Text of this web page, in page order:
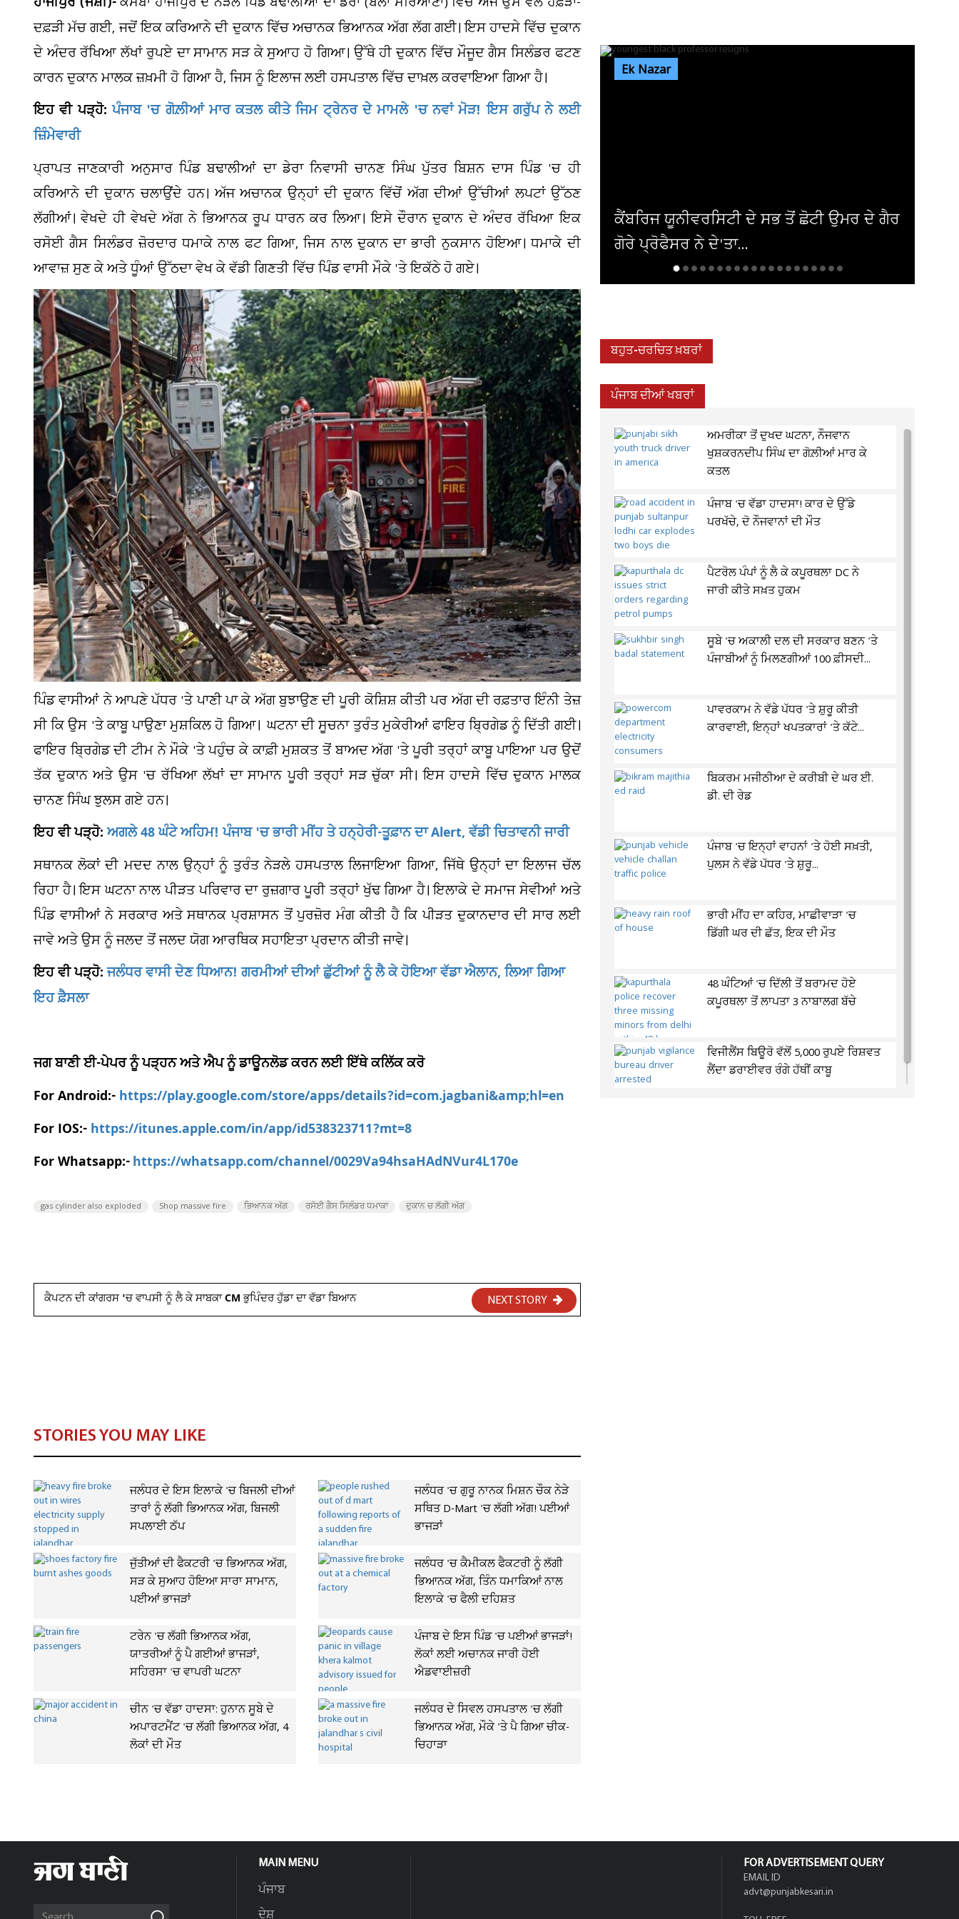
ਦਫ਼ੜੀ ਮੱਚ ਗਈ, ਜਦੋਂ ਇਕ ਕਰਿਆਨੇ ਦੀ ਦੁਕਾਨ ਵਿੱਚ ਅਚਾਨਕ ਭਿਆਨਕ ਅੱਗ ਲੱਗ ਗਈ। ਇਸ ਹਾਦਸੇ ਵਿੱਚ ਦੁਕਾਨ
ਦੇ ਅੰਦਰ ਰੱਖਿਆ ਲੱਖਾਂ ਰੁਪਏ ਦਾ ਸਾਮਾਨ ਸੜ ਕੇ ਸੁਆਹ ਹੋ ਗਿਆ। ਉੱਥੇ ਹੀ ਦੁਕਾਨ ਵਿੱਚ ਮੌਜੂਦ ਗੈਸ ਸਿਲੰਡਰ ਫਟਣ
ਕਾਰਨ ਦੁਕਾਨ ਮਾਲਕ ਜ਼ਖ਼ਮੀ ਹੋ ਗਿਆ ਹੈ, ਜਿਸ ਨੂੰ ਇਲਾਜ ਲਈ ਹਸਪਤਾਲ ਵਿੱਚ ਦਾਖ਼ਲ ਕਰਵਾਇਆ ਗਿਆ ਹੈ।
ਇਹ ਵੀ ਪੜ੍ਹੋ:ਪੰਜਾਬ 'ਚ ਗੋਲ਼ੀਆਂ ਮਾਰ ਕਤਲ ਕੀਤੇ ਜਿਮ ਟ੍ਰੇਨਰ ਦੇ ਮਾਮਲੇ 'ਚ ਨਵਾਂ ਮੋੜ! ਇਸ ਗਰੁੱਪ ਨੇ ਲਈ
ਜ਼ਿੰਮੇਵਾਰੀ
ਪ੍ਰਾਪਤ ਜਾਣਕਾਰੀ ਅਨੁਸਾਰ ਪਿੰਡ ਬਢਾਲੀਆਂ ਦਾ ਡੇਰਾ ਨਿਵਾਸੀ ਚਾਨਣ ਸਿੰਘ ਪੁੱਤਰ ਬਿਸ਼ਨ ਦਾਸ ਪਿੰਡ 'ਚ ਹੀ
ਕਰਿਆਨੇ ਦੀ ਦੁਕਾਨ ਚਲਾਉਂਦੇ ਹਨ। ਅੱਜ ਅਚਾਨਕ ਉਨ੍ਹਾਂ ਦੀ ਦੁਕਾਨ ਵਿੱਚੋਂ ਅੱਗ ਦੀਆਂ ਉੱਚੀਆਂ ਲਪਟਾਂ ਉੱਠਣ
ਲੱਗੀਆਂ। ਵੇਖਦੇ ਹੀ ਵੇਖਦੇ ਅੱਗ ਨੇ ਭਿਆਨਕ ਰੂਪ ਧਾਰਨ ਕਰ ਲਿਆ। ਇਸੇ ਦੌਰਾਨ ਦੁਕਾਨ ਦੇ ਅੰਦਰ ਰੱਖਿਆ ਇਕ
ਰਸੋਈ ਗੈਸ ਸਿਲੰਡਰ ਜ਼ੋਰਦਾਰ ਧਮਾਕੇ ਨਾਲ ਫਟ ਗਿਆ, ਜਿਸ ਨਾਲ ਦੁਕਾਨ ਦਾ ਭਾਰੀ ਨੁਕਸਾਨ ਹੋਇਆ। ਧਮਾਕੇ ਦੀ
ਆਵਾਜ਼ ਸੁਣ ਕੇ ਅਤੇ ਧੂੰਆਂ ਉੱਠਦਾ ਵੇਖ ਕੇ ਵੱਡੀ ਗਿਣਤੀ ਵਿੱਚ ਪਿੰਡ ਵਾਸੀ ਮੌਕੇ 'ਤੇ ਇਕੱਠੇ ਹੋ ਗਏ।
ਪਿੰਡ ਵਾਸੀਆਂ ਨੇ ਆਪਣੇ ਪੱਧਰ 'ਤੇ ਪਾਣੀ ਪਾ ਕੇ ਅੱਗ ਬੁਝਾਉਣ ਦੀ ਪੂਰੀ ਕੋਸ਼ਿਸ਼ ਕੀਤੀ ਪਰ ਅੱਗ ਦੀ ਰਫ਼ਤਾਰ ਇੰਨੀ ਤੇਜ਼
ਸੀ ਕਿ ਉਸ 'ਤੇ ਕਾਬੂ ਪਾਉਣਾ ਮੁਸ਼ਕਿਲ ਹੋ ਗਿਆ। ਘਟਨਾ ਦੀ ਸੂਚਨਾ ਤੁਰੰਤ ਮੁਕੇਰੀਆਂ ਫਾਇਰ ਬ੍ਰਿਗੇਡ ਨੂੰ ਦਿੱਤੀ ਗਈ।
ਫਾਇਰ ਬ੍ਰਿਗੇਡ ਦੀ ਟੀਮ ਨੇ ਮੌਕੇ 'ਤੇ ਪਹੁੰਚ ਕੇ ਕਾਫ਼ੀ ਮੁਸ਼ਕਤ ਤੋਂ ਬਾਅਦ ਅੱਗ 'ਤੇ ਪੂਰੀ ਤਰ੍ਹਾਂ ਕਾਬੂ ਪਾਇਆ ਪਰ ਉਦੋਂ
ਤੱਕ ਦੁਕਾਨ ਅਤੇ ਉਸ 'ਚ ਰੱਖਿਆ ਲੱਖਾਂ ਦਾ ਸਾਮਾਨ ਪੂਰੀ ਤਰ੍ਹਾਂ ਸੜ ਚੁੱਕਾ ਸੀ। ਇਸ ਹਾਦਸੇ ਵਿੱਚ ਦੁਕਾਨ ਮਾਲਕ
ਚਾਨਣ ਸਿੰਘ ਝੁਲਸ ਗਏ ਹਨ।
ਇਹ ਵੀ ਪੜ੍ਹੋ:ਅਗਲੇ 48 ਘੰਟੇ ਅਹਿਮ! ਪੰਜਾਬ 'ਚ ਭਾਰੀ ਮੀਂਹ ਤੇ ਹਨ੍ਹੇਰੀ-ਤੂਫ਼ਾਨ ਦਾ Alert, ਵੱਡੀ ਚਿਤਾਵਨੀ ਜਾਰੀ
ਸਥਾਨਕ ਲੋਕਾਂ ਦੀ ਮਦਦ ਨਾਲ ਉਨ੍ਹਾਂ ਨੂੰ ਤੁਰੰਤ ਨੇੜਲੇ ਹਸਪਤਾਲ ਲਿਜਾਇਆ ਗਿਆ, ਜਿੱਥੇ ਉਨ੍ਹਾਂ ਦਾ ਇਲਾਜ ਚੱਲ
ਰਿਹਾ ਹੈ। ਇਸ ਘਟਨਾ ਨਾਲ ਪੀੜਤ ਪਰਿਵਾਰ ਦਾ ਰੁਜ਼ਗਾਰ ਪੂਰੀ ਤਰ੍ਹਾਂ ਖੁੱਢ ਗਿਆ ਹੈ। ਇਲਾਕੇ ਦੇ ਸਮਾਜ ਸੇਵੀਆਂ ਅਤੇ
ਪਿੰਡ ਵਾਸੀਆਂ ਨੇ ਸਰਕਾਰ ਅਤੇ ਸਥਾਨਕ ਪ੍ਰਸ਼ਾਸਨ ਤੋਂ ਪੁਰਜ਼ੋਰ ਮੰਗ ਕੀਤੀ ਹੈ ਕਿ ਪੀੜਤ ਦੁਕਾਨਦਾਰ ਦੀ ਸਾਰ ਲਈ
ਜਾਵੇ ਅਤੇ ਉਸ ਨੂੰ ਜਲਦ ਤੋਂ ਜਲਦ ਯੋਗ ਆਰਥਿਕ ਸਹਾਇਤਾ ਪ੍ਰਦਾਨ ਕੀਤੀ ਜਾਵੇ।
ਇਹ ਵੀ ਪੜ੍ਹੋ:ਜਲੰਧਰ ਵਾਸੀ ਦੇਣ ਧਿਆਨ! ਗਰਮੀਆਂ ਦੀਆਂ ਛੁੱਟੀਆਂ ਨੂੰ ਲੈ ਕੇ ਹੋਇਆ ਵੱਡਾ ਐਲਾਨ, ਲਿਆ ਗਿਆ
ਇਹ ਫ਼ੈਸਲਾ
ਜਗ ਬਾਣੀ ਈ-ਪੇਪਰ ਨੂੰ ਪੜ੍ਹਨ ਅਤੇ ਐਪ ਨੂੰ ਡਾਊਨਲੋਡ ਕਰਨ ਲਈ ਇੱਥੇ ਕਲਿੱਕ ਕਰੋ
For Android:-https://play.google.com/store/apps/details?id=com.jagbani&amp;hl=en
For IOS:-https://itunes.apple.com/in/app/id538323711?mt=8
For Whatsapp:-https://whatsapp.com/channel/0029Va94hsaHAdNVur4L170e
gas cylinder also exploded Shop massive fire ਭਿਆਨਕ ਅੱਗ ਰਸੋਈ ਗੈਸ ਸਿਲੰਡਰ ਧਮਾਕਾ ਦੁਕਾਨ ਚ ਲੱਗੀ ਅੱਗ
ਕੈਪਟਨ ਦੀ ਕਾਂਗਰਸ 'ਚ ਵਾਪਸੀ ਨੂੰ ਲੈ ਕੇ ਸਾਬਕਾ CM ਭੁਪਿੰਦਰ ਹੁੱਡਾ ਦਾ ਵੱਡਾ ਬਿਆਨ NEXT STORY
STORIES YOU MAY LIKE
ਜਲੰਧਰ ਦੇ ਇਸ ਇਲਾਕੇ 'ਚ ਬਿਜਲੀ ਦੀਆਂ
ਤਾਰਾਂ ਨੂੰ ਲੱਗੀ ਭਿਆਨਕ ਅੱਗ, ਬਿਜਲੀ
ਸਪਲਾਈ ਠੱਪ
ਜਲੰਧਰ 'ਚ ਗੁਰੂ ਨਾਨਕ ਮਿਸ਼ਨ ਚੌਕ ਨੇੜੇ
ਸਥਿਤ D-Mart 'ਚ ਲੱਗੀ ਅੱਗ! ਪਈਆਂ
ਭਾਜੜਾਂ
ਜੁੱਤੀਆਂ ਦੀ ਫੈਕਟਰੀ 'ਚ ਭਿਆਨਕ ਅੱਗ,
ਸੜ ਕੇ ਸੁਆਹ ਹੋਇਆ ਸਾਰਾ ਸਾਮਾਨ,
ਪਈਆਂ ਭਾਜੜਾਂ
ਜਲੰਧਰ 'ਚ ਕੈਮੀਕਲ ਫੈਕਟਰੀ ਨੂੰ ਲੱਗੀ
ਭਿਆਨਕ ਅੱਗ, ਤਿੰਨ ਧਮਾਕਿਆਂ ਨਾਲ
ਇਲਾਕੇ 'ਚ ਫੈਲੀ ਦਹਿਸ਼ਤ
ਟਰੇਨ 'ਚ ਲੱਗੀ ਭਿਆਨਕ ਅੱਗ,
ਯਾਤਰੀਆਂ ਨੂੰ ਪੈ ਗਈਆਂ ਭਾਜੜਾਂ,
ਸਹਿਰਸਾ 'ਚ ਵਾਪਰੀ ਘਟਨਾ
ਪੰਜਾਬ ਦੇ ਇਸ ਪਿੰਡ 'ਚ ਪਈਆਂ ਭਾਜੜਾਂ!
ਲੋਕਾਂ ਲਈ ਅਚਾਨਕ ਜਾਰੀ ਹੋਈ
ਐਡਵਾਈਜ਼ਰੀ
ਚੀਨ 'ਚ ਵੱਡਾ ਹਾਦਸਾ: ਹੁਨਾਨ ਸੂਬੇ ਦੇ
ਅਪਾਰਟਮੈਂਟ 'ਚ ਲੱਗੀ ਭਿਆਨਕ ਅੱਗ, 4
ਲੋਕਾਂ ਦੀ ਮੌਤ
ਜਲੰਧਰ ਦੇ ਸਿਵਲ ਹਸਪਤਾਲ 'ਚ ਲੱਗੀ
ਭਿਆਨਕ ਅੱਗ, ਮੌਕੇ 'ਤੇ ਪੈ ਗਿਆ ਚੀਕ-
ਚਿਹਾੜਾ
Ek Nazar
ਅਮਰੀਕਾ ਨੇ ਇਰਾਕੀ ਏਅਰਾਲਾਈਨ ਤੋਂ ਹਟਾਈ
ਪਾਬੰਦੀ
ਬਹੁਤ-ਚਰਚਿਤ ਖ਼ਬਰਾਂ
ਪੰਜਾਬ ਦੀਆਂ ਖਬਰਾਂ
ਅਮਰੀਕਾ ਤੋਂ ਦੁਖਦ ਘਟਨਾ, ਨੌਜਵਾਨ
ਖੁਸ਼ਕਰਨਦੀਪ ਸਿੰਘ ਦਾ ਗੋਲ਼ੀਆਂ ਮਾਰ ਕੇ
ਕਤਲ
ਪੰਜਾਬ 'ਚ ਵੱਡਾ ਹਾਦਸਾ! ਕਾਰ ਦੇ ਉੱਡੇ
ਪਰਖੱਚੇ, ਦੋ ਨੌਜਵਾਨਾਂ ਦੀ ਮੌਤ
ਪੈਟਰੋਲ ਪੰਪਾਂ ਨੂੰ ਲੈ ਕੇ ਕਪੂਰਥਲਾ DC ਨੇ
ਜਾਰੀ ਕੀਤੇ ਸਖ਼ਤ ਹੁਕਮ
ਸੂਬੇ 'ਚ ਅਕਾਲੀ ਦਲ ਦੀ ਸਰਕਾਰ ਬਣਨ 'ਤੇ
ਪੰਜਾਬੀਆਂ ਨੂੰ ਮਿਲਣਗੀਆਂ 100 ਫ਼ੀਸਦੀ...
ਪਾਵਰਕਾਮ ਨੇ ਵੱਡੇ ਪੱਧਰ 'ਤੇ ਸ਼ੁਰੂ ਕੀਤੀ
ਕਾਰਵਾਈ, ਇਨ੍ਹਾਂ ਖਪਤਕਾਰਾਂ 'ਤੇ ਕੱਟੇ...
ਬਿਕਰਮ ਮਜੀਠੀਆ ਦੇ ਕਰੀਬੀ ਦੇ ਘਰ ਈ.
ਡੀ. ਦੀ ਰੇਡ
ਪੰਜਾਬ 'ਚ ਇਨ੍ਹਾਂ ਵਾਹਨਾਂ 'ਤੇ ਹੋਈ ਸਖ਼ਤੀ,
ਪੁਲਸ ਨੇ ਵੱਡੇ ਪੱਧਰ 'ਤੇ ਸ਼ੁਰੂ...
ਭਾਰੀ ਮੀਂਹ ਦਾ ਕਹਿਰ, ਮਾਛੀਵਾੜਾ 'ਚ
ਡਿੱਗੀ ਘਰ ਦੀ ਛੱਤ, ਇਕ ਦੀ ਮੌਤ
48 ਘੰਟਿਆਂ 'ਚ ਦਿੱਲੀ ਤੋਂ ਬਰਾਮਦ ਹੋਏ
ਕਪੂਰਥਲਾ ਤੋਂ ਲਾਪਤਾ 3 ਨਾਬਾਲਗ ਬੱਚੇ
ਵਿਜੀਲੈਂਸ ਬਿਊਰੋ ਵੱਲੋਂ 5,000 ਰੁਪਏ ਰਿਸ਼ਵਤ
ਲੈਂਦਾ ਡਰਾਈਵਰ ਰੰਗੇ ਹੱਥੀਂ ਕਾਬੂ
MAIN MENU
ਪੰਜਾਬ
ਦੇਸ਼
FOR ADVERTISEMENT QUERY
EMAIL ID
advt@punjabkesari.in